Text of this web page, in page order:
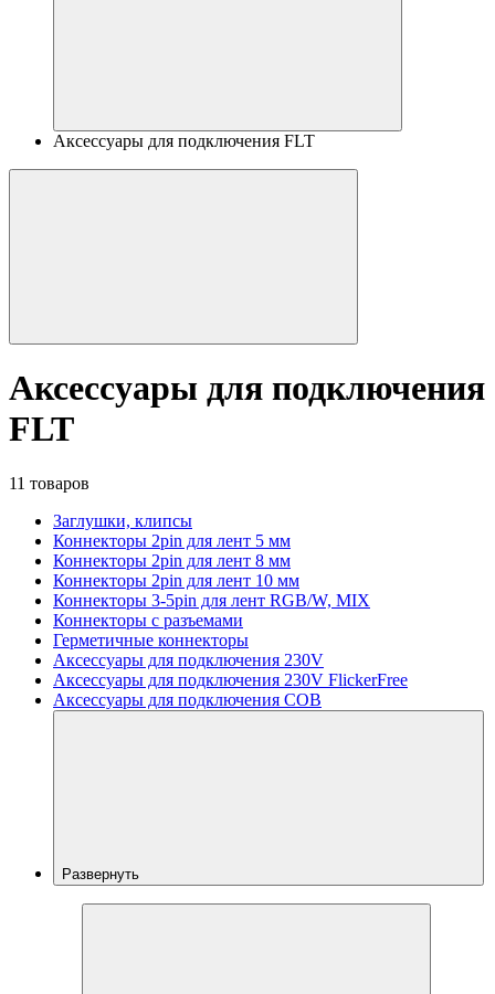
Аксессуары для подключения FLT
Аксессуары для подключения
FLT
11 товаров
Заглушки, клипсы
Коннекторы 2pin для лент 5 мм
Коннекторы 2pin для лент 8 мм
Коннекторы 2pin для лент 10 мм
Коннекторы 3-5pin для лент RGB/W, MIX
Коннекторы с разъемами
Герметичные коннекторы
Аксессуары для подключения 230V
Аксессуары для подключения 230V FlickerFree
Аксессуары для подключения COB
Развернуть